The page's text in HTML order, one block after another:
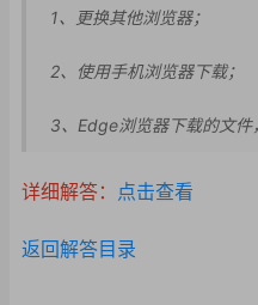
1、更换其他浏览器；
2、使用手机浏览器下载；
3、Edge浏览器下载的文件
详细解答： 点击查看
返回解答目录